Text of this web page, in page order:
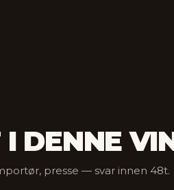
I DENNE
presse — svar innen 48t.